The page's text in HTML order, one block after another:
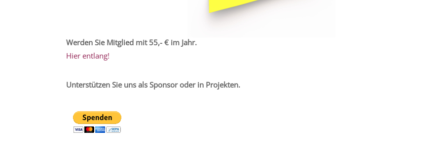
Werden Sie Mitglied mit 55,- € im Jahr.
Hier entlang!
Unterstützen Sie uns als Sponsor oder in Projekten.